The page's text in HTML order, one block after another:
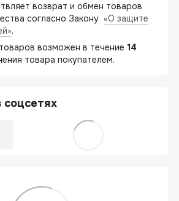
возврат и обмен товаров
согласно Закону «О защите
.
возможен в течение 14
товара покупателем.
соцсетях